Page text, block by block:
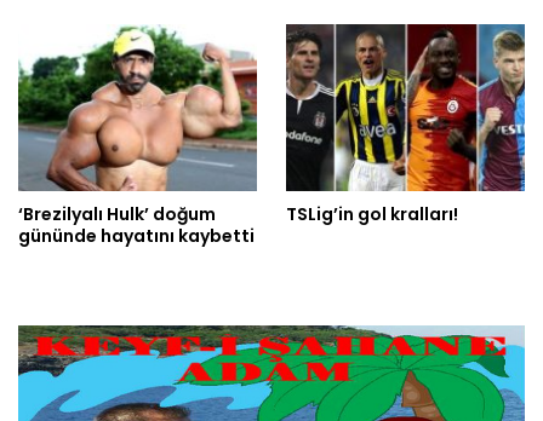
‘Brezilyalı Hulk’ doğum
gününde hayatını kaybetti
TSLig’in gol kralları!